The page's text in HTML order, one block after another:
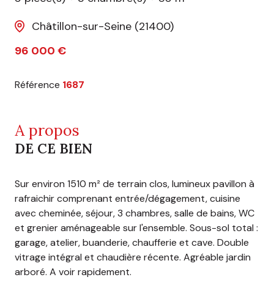
Châtillon-sur-Seine (21400)
96 000 €
Référence 1687
A propos
DE CE BIEN
Sur environ 1510 m² de terrain clos, lumineux pavillon à
rafraichir comprenant entrée/dégagement, cuisine
avec cheminée, séjour, 3 chambres, salle de bains, WC
et grenier aménageable sur l'ensemble. Sous-sol total :
garage, atelier, buanderie, chaufferie et cave. Double
vitrage intégral et chaudière récente. Agréable jardin
arboré. A voir rapidement.